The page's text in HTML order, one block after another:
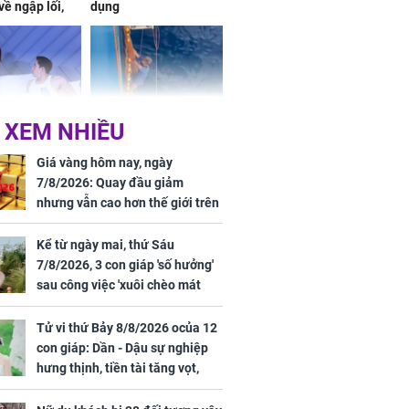
ngập lối,
no, tình
dụng
vợ giấu
có chồng,
nhưng
nghe mẹ
câu này
Ngư dân mất tích đã
được tìm thấy còn
sống sau 26 ngày lênh
đênh trên biển Thái
Bình Dương
thay tim,
minh sức
NHIỀU
Giá vàng hôm nay, ngày
7/8/2026: Quay đầu giảm
nhưng vẫn cao hơn thế giới trên
7 triệu đồng
Kể từ ngày mai, thứ Sáu
7/8/2026, 3 con giáp 'số hưởng'
sau công việc 'xuôi chèo mát
mái', tiền tài 'thu về như nước',
tình duyên viên mãn
Tử vi thứ Bảy 8/8/2026 ocủa 12
con giáp: Dần - Dậu sự nghiệp
hưng thịnh, tiền tài tăng vọt,
Mão - Thân công việc bất trắc,